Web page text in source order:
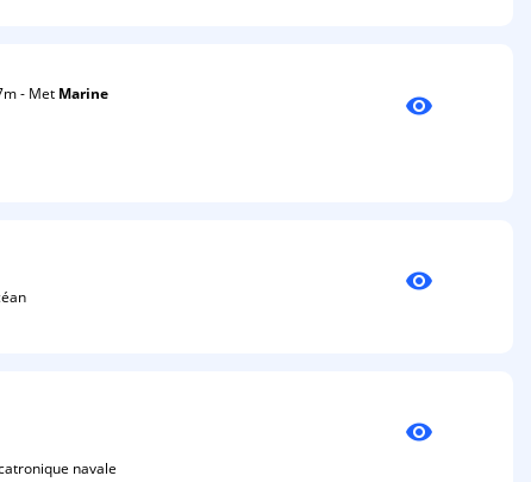
- Met Marine
visibility
visibility
navale
visibility